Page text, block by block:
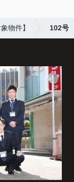
物件】 102号